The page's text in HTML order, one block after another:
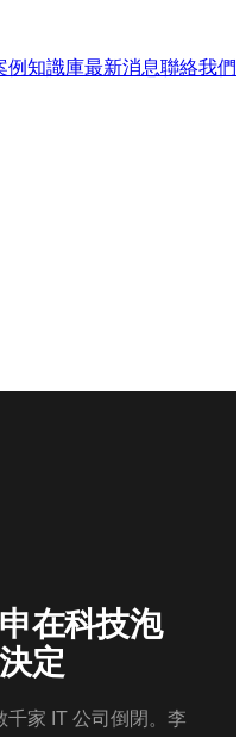
例知識庫最新消息聯絡我們
在科技泡
定
千家 IT 公司倒閉。李